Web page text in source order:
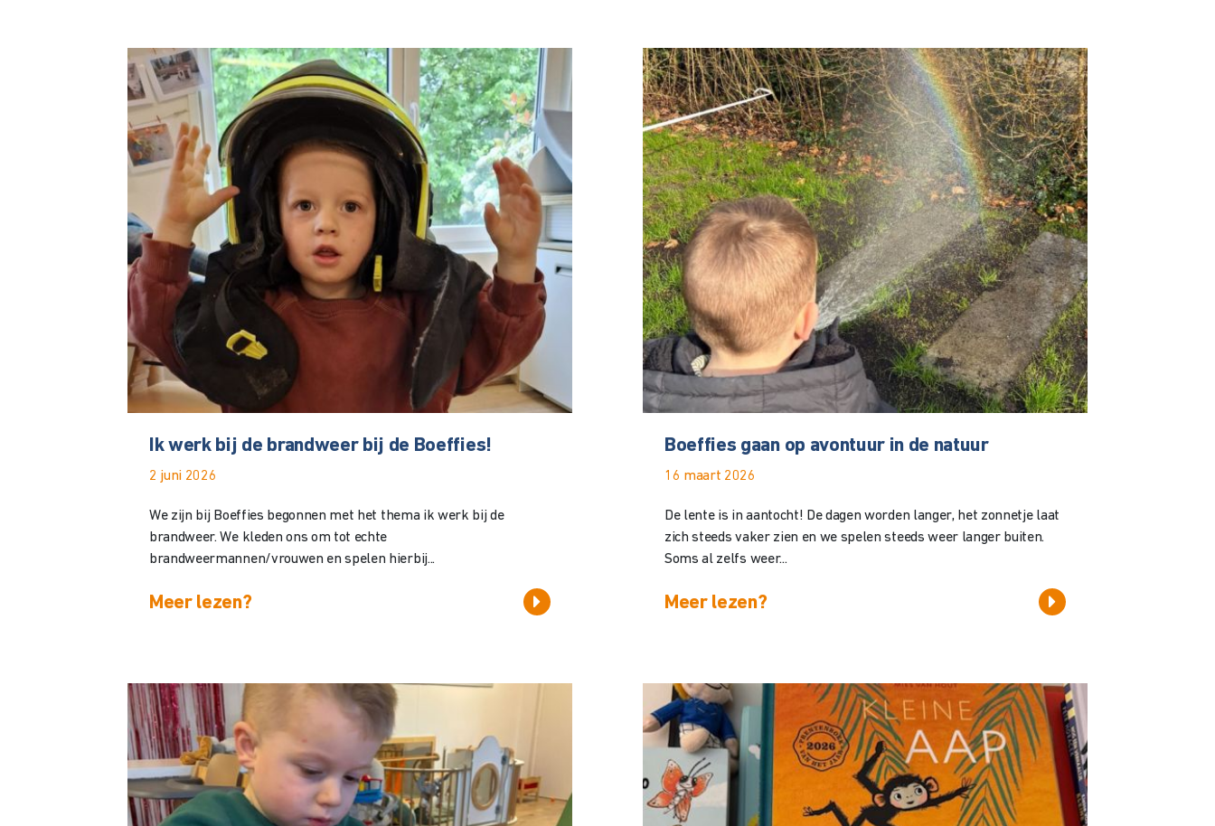
Ik werk bij de brandweer bij de Boeffies!
2 juni 2026
We zijn bij Boeffies begonnen met het thema ik werk bij de
brandweer. We kleden ons om tot echte
brandweermannen/vrouwen en spelen hierbij...
Meer lezen?
Boeffies gaan op avontuur in de natuur
16 maart 2026
De lente is in aantocht! De dagen worden langer, het zonnetje laat
zich steeds vaker zien en we spelen steeds weer langer buiten.
Soms al zelfs weer...
Meer lezen?